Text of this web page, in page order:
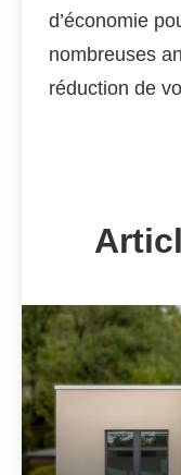
d’économie
nombreuses
réduction de